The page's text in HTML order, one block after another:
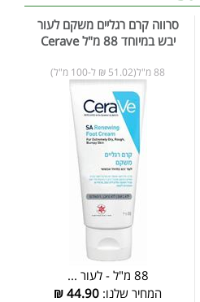
סרווה קרם רגליים משקם לעור
יבש במיוחד 88 מ"ל Cerave
88 מ"ל(51.02 ₪ ל-100 מ"ל)
88 מ"ל - לעור ...
המחיר שלנו: 44.90
₪